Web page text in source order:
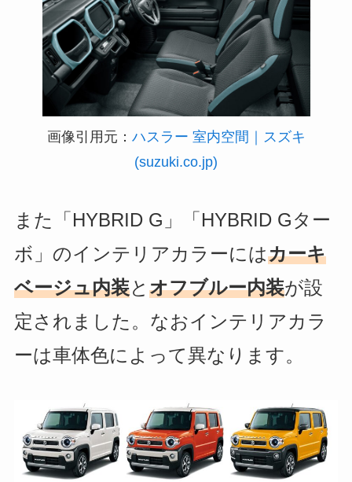
画像引用元： ハスラー 室内空間｜スズキ
(suzuki.co.jp)
また「HYBRID G」「HYBRID Gター
ボ」のインテリアカラーにはカーキ
ベージュ内装と オフブルー内装が設
定されました。なおインテリアカラ
ーは車体色によって異なります。